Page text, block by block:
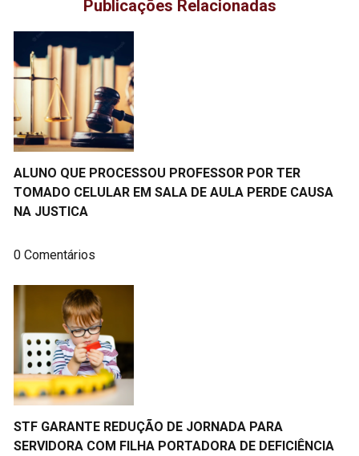
Publicações Relacionadas
ALUNO QUE PROCESSOU PROFESSOR POR TER
TOMADO CELULAR EM SALA DE AULA PERDE CAUSA
NA JUSTICA
0 Comentários
STF GARANTE REDUÇÃO DE JORNADA PARA
SERVIDORA COM FILHA PORTADORA DE DEFICIÊNCIA